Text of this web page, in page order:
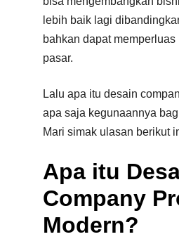
lebih baik lagi
bahkan dapat
pasar.
Lalu apa itu desain
apa saja kegunaannya
Mari simak ulasan berikut
Apa itu
Company
Modern?